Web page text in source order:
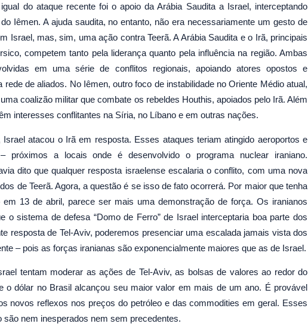
do ataque recente foi o apoio da Arábia Saudita a Israel, interceptando
Iêmen. A ajuda saudita, no entanto, não era necessariamente um gesto de
Israel, mas, sim, uma ação contra Teerã. A Arábia Saudita e o Irã, principais
competem tanto pela liderança quanto pela influência na região. Ambas
em uma série de conflitos regionais, apoiando atores opostos e
rede de aliados. No Iêmen, outro foco de instabilidade no Oriente Médio atual,
coalizão militar que combate os rebeldes Houthis, apoiados pelo Irã. Além
interesses conflitantes na Síria, no Líbano e em outras nações.
Israel atacou o Irã em resposta. Esses ataques teriam atingido aeroportos e
próximos a locais onde é desenvolvido o programa nuclear iraniano.
dito que qualquer resposta israelense escalaria o conflito, com uma nova
de Teerã. Agora, a questão é se isso de fato ocorrerá. Por maior que tenha
em 13 de abril, parece ser mais uma demonstração de força. Os iranianos
o sistema de defesa “Domo de Ferro” de Israel interceptaria boa parte dos
resposta de Tel-Aviv, poderemos presenciar uma escalada jamais vista dos
– pois as forças iranianas são exponencialmente maiores que as de Israel.
tentam moderar as ações de Tel-Aviv, as bolsas de valores ao redor do
o dólar no Brasil alcançou seu maior valor em mais de um ano. É provável
novos reflexos nos preços do petróleo e das commodities em geral. Esses
são nem inesperados nem sem precedentes.